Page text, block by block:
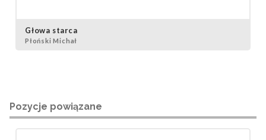
Głowa starca
Płoński Michał
Pozycje powiązane